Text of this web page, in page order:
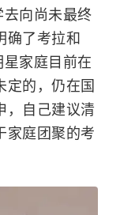
向尚未最终
确了考拉和
家庭目前在
定的，仍在国
，自己建议清
家庭团聚的考